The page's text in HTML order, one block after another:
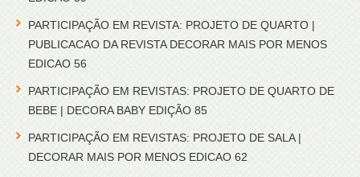
PARTICIPAÇÃO EM REVISTA: PROJETO DE QUARTO |
PUBLICACAO DA REVISTA DECORAR MAIS POR MENOS
EDICAO 56
PARTICIPAÇÃO EM REVISTAS: PROJETO DE QUARTO DE
BEBE | DECORA BABY EDIÇÃO 85
PARTICIPAÇÃO EM REVISTAS: PROJETO DE SALA |
DECORAR MAIS POR MENOS EDICAO 62